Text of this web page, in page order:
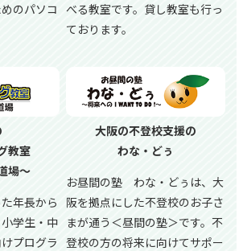
のパソコ
べる教室です。貸し教室も行っ
ております。
教室
場～
年長から
学生・中
プログラ
大阪の不登校支援の
わな・どぅ
お昼間の塾 わな・どぅは、大
阪を拠点にした不登校のお子さ
まが通う＜昼間の塾＞です。不
登校の方の将来に向けてサポー